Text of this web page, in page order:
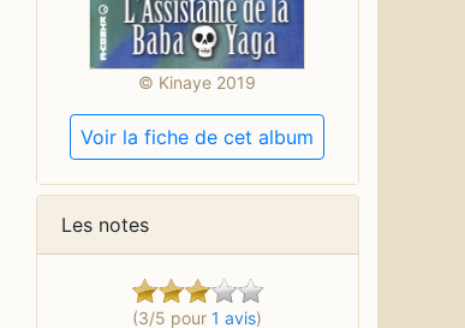
© Kinaye 2019
Voir la fiche de cet album
Les notes
(3/5 pour1 avis)